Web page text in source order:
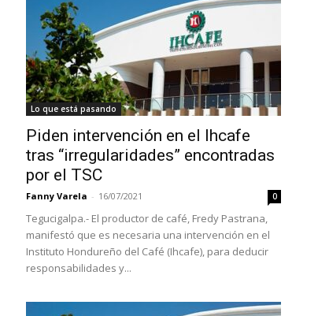
Lo que está pasando
Piden intervención en el Ihcafe
tras “irregularidades” encontradas
por el TSC
Fanny Varela - 16/07/2021 0
Tegucigalpa.- El productor de café, Fredy Pastrana,
manifestó que es necesaria una intervención en el
Instituto Hondureño del Café (Ihcafe), para deducir
responsabilidades y...